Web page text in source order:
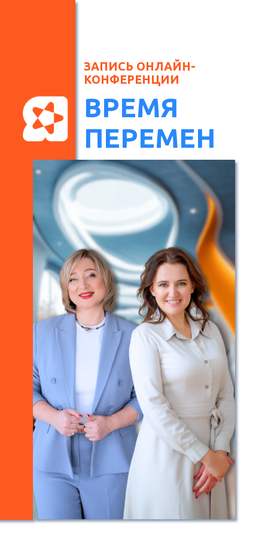
Начинаем 2025 год с грамотного
планирования, внедрения
необходимых изменений в стратегию
ВРЕМЯ
ПЕРЕМЕН
НОВЫЙ ВЗГЛЯД НА СИТУАЦИЮ
ПРАКТИЧЕСКИЕ
ИНСТРУМЕНТЫ
СОВРМЕННЫЕ
ТРЕНДЫ